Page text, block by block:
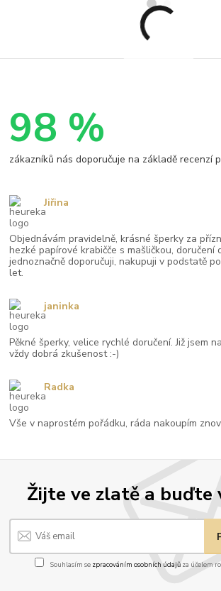
Žijte ve zlatě a buďte
Souhlasím se zpracováním osobních údajůza účelem
98 %
zákazníků nás doporučuje na základě recenzí
Objednávám pravidelně, krásné šperky za
hezké papírové krabičče s mašličkou, doručení
jednoznačně doporučuji, nakupuji v podstatě
let.
Jiřina
Pěkné šperky, velice rychlé doručení. Již jsem
vždy dobrá zkušenost :-)
janinka
Vše v naprostém pořádku, ráda nakoupím
Radka